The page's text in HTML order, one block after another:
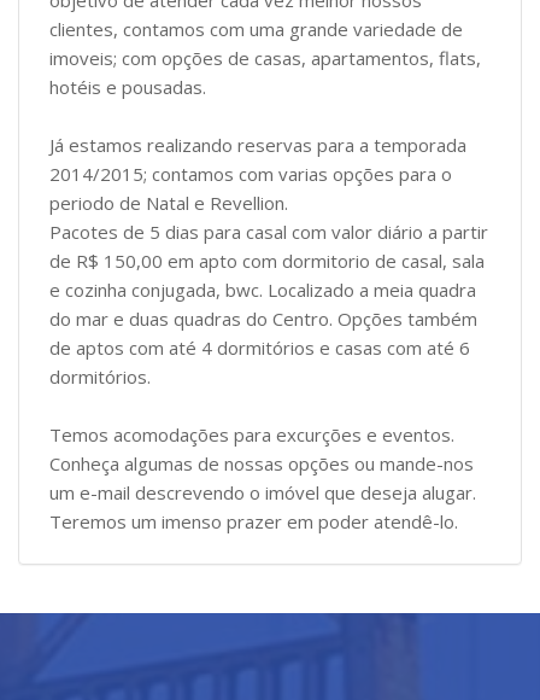
clientes, contamos com uma grande variedade de
imoveis; com opções de casas, apartamentos, flats,
hotéis e pousadas.
Já estamos realizando reservas para a temporada
2014/2015; contamos com varias opções para o
periodo de Natal e Revellion.
Pacotes de 5 dias para casal com valor diário a partir
de R$ 150,00 em apto com dormitorio de casal, sala
e cozinha conjugada, bwc. Localizado a meia quadra
do mar e duas quadras do Centro. Opções também
de aptos com até 4 dormitórios e casas com até 6
dormitórios.
Temos acomodações para excurções e eventos.
Conheça algumas de nossas opções ou mande-nos
um e-mail descrevendo o imóvel que deseja alugar.
Teremos um imenso prazer em poder atendê-lo.